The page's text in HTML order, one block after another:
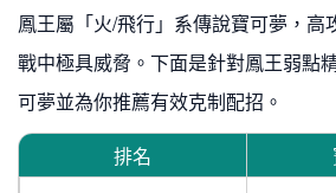
鳳王屬「火/飛行」系傳說寶可夢，高
戰中極具威脅。下面是針對鳳王弱點
可夢並為你推薦有效克制配招。
排名